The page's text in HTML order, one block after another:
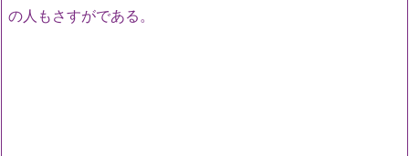
の人もさすがである。